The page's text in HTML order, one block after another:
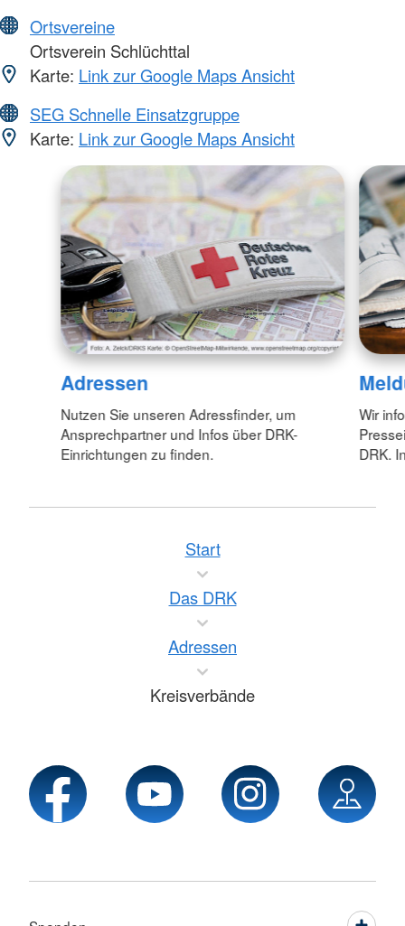
Ortsvereine
Ortsverein Schlüchttal
Karte: Link zur Google Maps Ansicht
SEG Schnelle Einsatzgruppe
Karte: Link zur Google Maps Ansicht
Adressen
Nutzen Sie unseren Adressfinder, um
Ansprechpartner und Infos über DRK-
Einrichtungen zu finden.
Wir
DRK.
Start
Das DRK
Adressen
Kreisverbände